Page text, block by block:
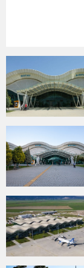
HBB
1:00 İTSO İŞ-KUR SGK
21:40
18:22 BAŞKAN